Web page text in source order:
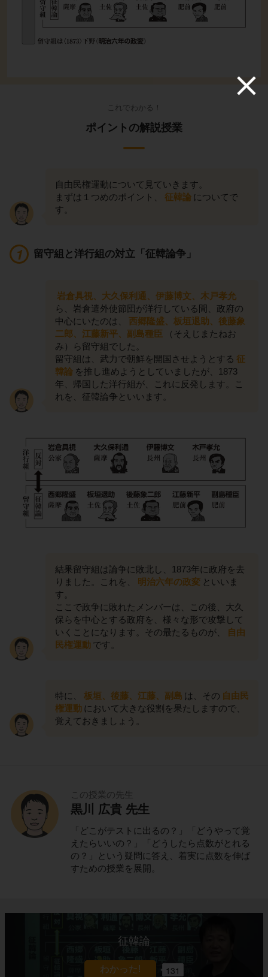
これでわかる！
ポイントの解説授業
自由民権運動について見ていきます。
まずは１つめのポイント、
征韓論 についてで
す。
留守組と洋行組の対立「征韓論争」
岩倉具視、大久保利通、伊藤博文、木戸孝允
ら、岩倉遣外使節団が洋行している間、政府の
中心にいたのは、
西郷隆盛、板垣退助、後藤象
二郎、江藤新平、副島種臣
（そえじまたねお
み）ら留守組でした。
留守組は、武力で朝鮮を開国させようとする 征
韓論 を推し進めようとしていましたが、1873
年、帰国した洋行組が、これに反発します。こ
れを、征韓論争といいます。
結果留守組は論争に敗北し、1873年に政府を去
りました。これを、
明治六年の政変 といいま
す。
ここで政争に敗れたメンバーは、この後、大久
保らを中心とする政府を、様々な形で攻撃して
いくことになります。その最たるものが、
自由
民権運動 です。
特に、 板垣、後藤、江藤、副島 は、その 自由民
権運動 において大きな役割を果たしますので、
覚えておきましょう。
この授業の先生
黒川 広貴 先生
「どこがテストに出るの？」「どうやって覚
えたらいいの？」「どうしたら点数がとれる
の？」という疑問に答え、着実に点数を伸ば
すための授業を展開。
征韓論
131